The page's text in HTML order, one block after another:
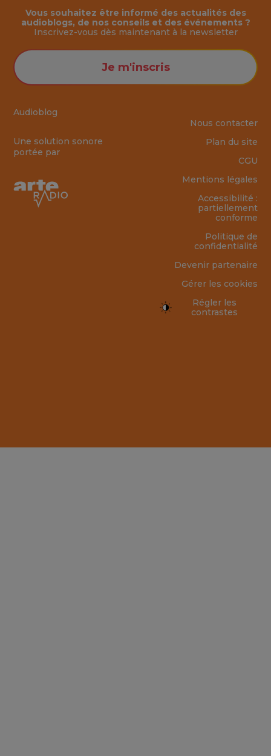
Audioblog
Une solution sonore
portée par
Vous souhaitez être informé des actualités des
audioblogs, de nos conseils et des événements ?
Inscrivez-vous dès maintenant à la newsletter
Je m'inscris
Nous contacter
Plan du site
CGU
Mentions légales
Accessibilité :
partiellement
conforme
Politique de
confidentialité
Devenir partenaire
Gérer les cookies
Régler les
contrastes